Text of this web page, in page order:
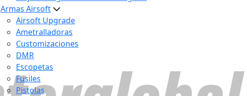
Armas Airsoft
Airsoft Upgrade
Ametralladoras
Customizaciones
DMR
Escopetas
Fusiles
Pistolas